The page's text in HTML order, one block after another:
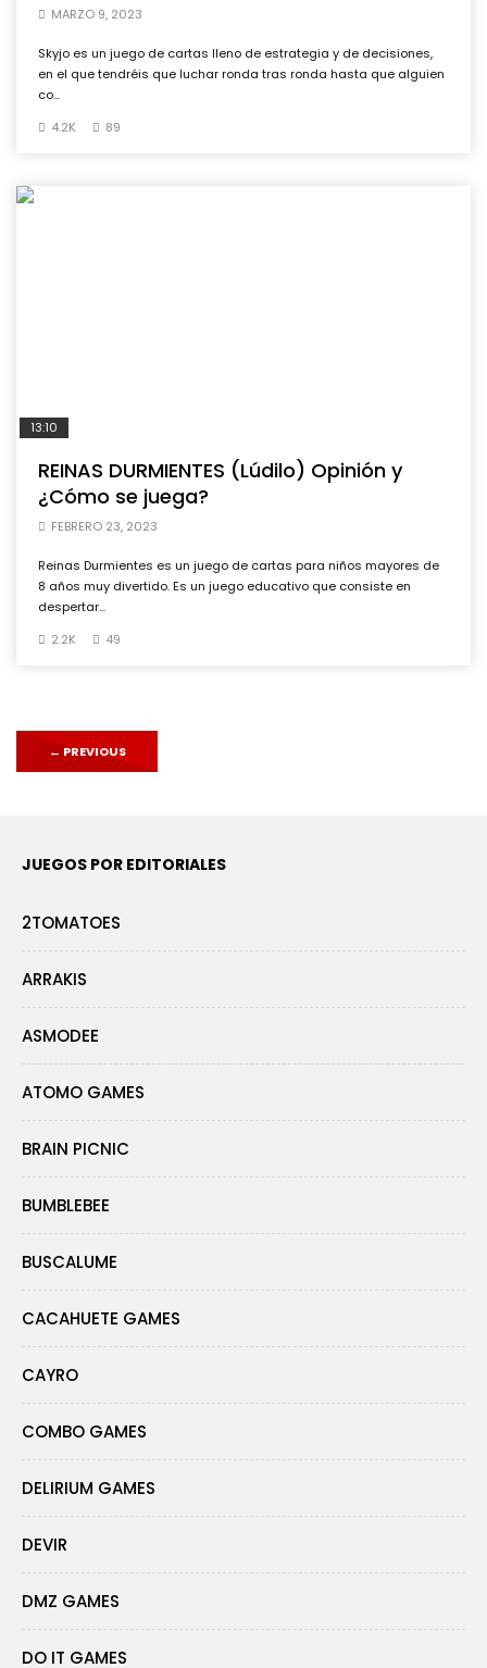
MARZO 9, 2023
Skyjo es un juego de cartas lleno de estrategia y de decisiones,
en el que tendréis que luchar ronda tras ronda hasta que alguien
co...
4.2K
89
13:10
REINAS DURMIENTES (Lúdilo) Opinión y
¿Cómo se juega?
FEBRERO 23, 2023
Reinas Durmientes es un juego de cartas para niños mayores de
8 años muy divertido. Es un juego educativo que consiste en
despertar...
2.2K
49
← PREVIOUS
JUEGOS POR EDITORIALES
2TOMATOES
ARRAKIS
ASMODEE
ATOMO GAMES
BRAIN PICNIC
BUMBLEBEE
BUSCALUME
CACAHUETE GAMES
CAYRO
COMBO GAMES
DELIRIUM GAMES
DEVIR
DMZ GAMES
DO IT GAMES